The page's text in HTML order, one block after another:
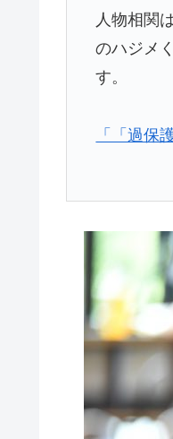
人物相関
のハジメ
す。
「「過保